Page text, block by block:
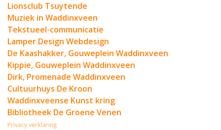
Lionsclub Tsuytende
Muziek in Waddinxveen
Tekstueel-communicatie
Lamper Design Webdesign
De Kaashakker, Gouweplein Waddinxveen
Kippie, Gouweplein Waddinxveen
Dirk, Promenade Waddinxveen
Cultuurhuys De Kroon
Waddinxveense Kunst kring
Bibliotheek De Groene Venen
Privacy verklaring